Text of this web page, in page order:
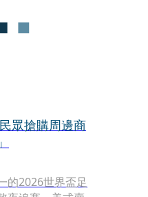
更有不少「哪間
討論貼文。
眾搶購周邊商
的2026世界盃足